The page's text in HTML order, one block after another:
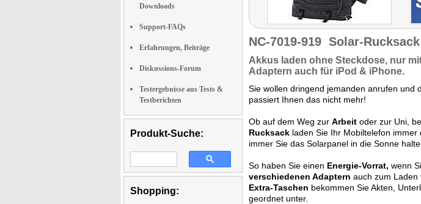
Downloads
Support-FAQs
Erfahrungen, Beiträge
Diskussions-Forum
Testergebnisse aus Tests &
Testberichten
Produkt-Suche:
Shopping:
NC-7019-919 Solar-
Akkus laden ohne Steckdose, nur
Adaptern auch für iPod & iPhone.
Sie wollen dringend jemanden anrufen und
passiert Ihnen das nicht mehr!
Ob auf dem Weg zur Arbeit oder zur Uni,
Rucksack laden Sie Ihr Mobiltelefon immer
immer Sie das Solarpanel in die Sonne
So haben Sie einen Energie-Vorrat, wenn
verschiedenen Adaptern auch zum Laden
Extra-Taschen bekommen Sie Akten,
geordnet unter.